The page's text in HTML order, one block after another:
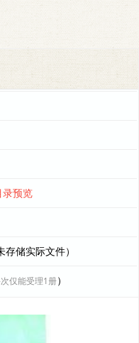
录预览
储实际文件）
仅能受理1册）